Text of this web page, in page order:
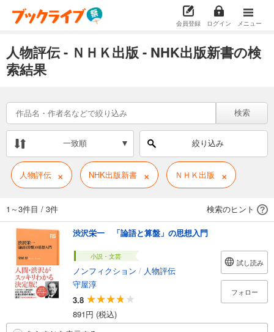
会員登録 ログイン メニュー
人物評伝 - ＮＨＫ出版 - NHK出版新書の検
索結果
検索
一致順 絞り込み
人物評伝 × NHK出版新書 × ＮＨＫ出版 ×
1～3件目 / 3件 検索のヒント
渋沢栄一 「論語と算盤」の思想入門
小説・文芸
ノンフィクション / 人物評伝
守屋淳
3.8
891円 (税込)
試し読み
フォロー